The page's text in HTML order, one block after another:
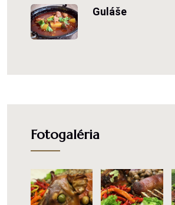
Guláše
Fotogaléria